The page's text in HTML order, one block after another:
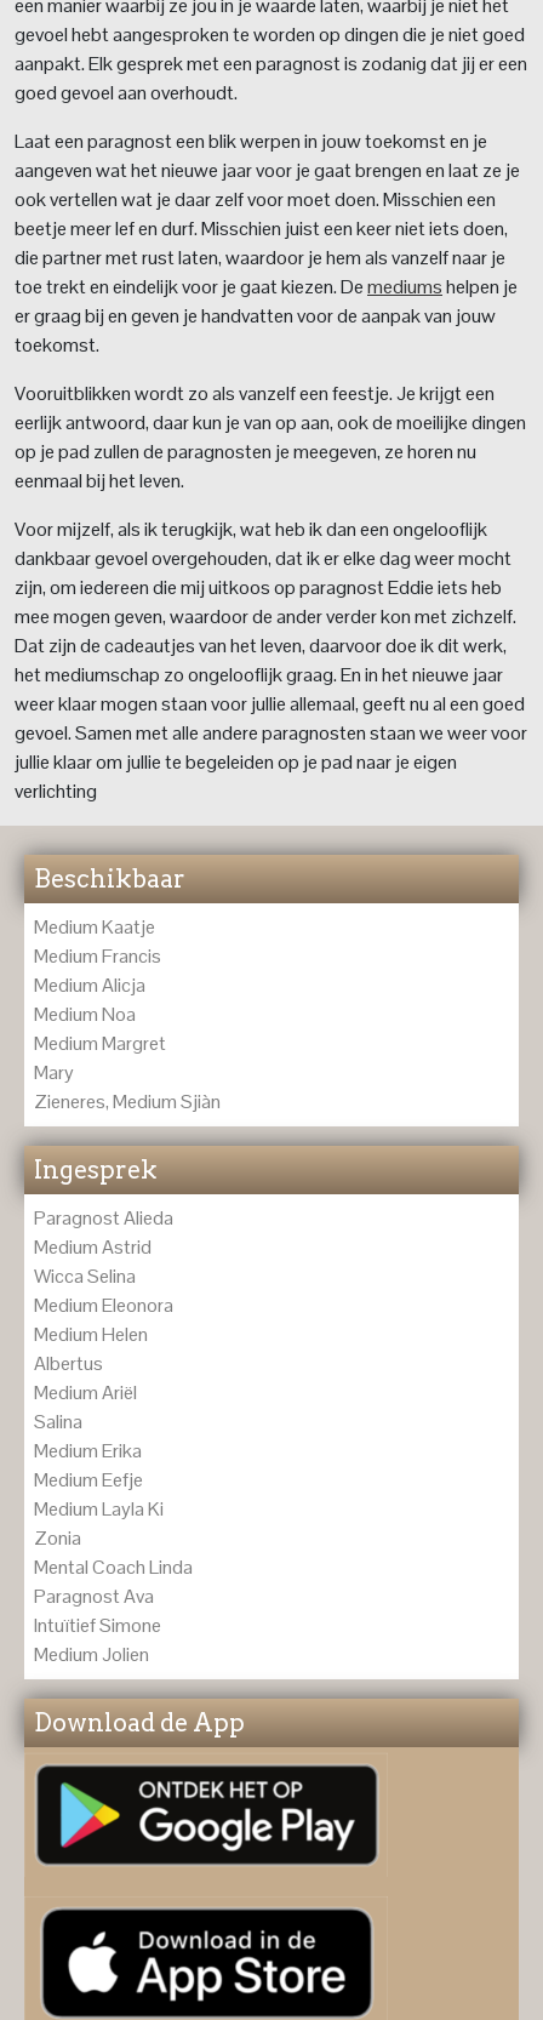
een manier waarbij ze jou in je waarde laten, waarbij je niet het
gevoel hebt aangesproken te worden op dingen die je niet goed
aanpakt. Elk gesprek met een paragnost is zodanig dat jij er een
goed gevoel aan overhoudt.
Laat een paragnost een blik werpen in jouw toekomst en je
aangeven wat het nieuwe jaar voor je gaat brengen en laat ze je
ook vertellen wat je daar zelf voor moet doen. Misschien een
beetje meer lef en durf. Misschien juist een keer niet iets doen,
die partner met rust laten, waardoor je hem als vanzelf naar je
toe trekt en eindelijk voor je gaat kiezen. Demediumshelpen je
er graag bij en geven je handvatten voor de aanpak van jouw
toekomst.
Vooruitblikken wordt zo als vanzelf een feestje. Je krijgt een
eerlijk antwoord, daar kun je van op aan, ook de moeilijke dingen
op je pad zullen de paragnosten je meegeven, ze horen nu
eenmaal bij het leven.
Voor mijzelf, als ik terugkijk, wat heb ik dan een ongelooflijk
dankbaar gevoel overgehouden, dat ik er elke dag weer mocht
zijn, om iedereen die mij uitkoos op paragnost Eddie iets heb
mee mogen geven, waardoor de ander verder kon met zichzelf.
Dat zijn de cadeautjes van het leven, daarvoor doe ik dit werk,
het mediumschap zo ongelooflijk graag. En in het nieuwe jaar
weer klaar mogen staan voor jullie allemaal, geeft nu al een goed
gevoel. Samen met alle andere paragnosten staan we weer voor
jullie klaar om jullie te begeleiden op je pad naar je eigen
verlichting
Beschikbaar
Medium Kaatje
Medium Francis
Medium Alicja
Medium Noa
Medium Margret
Mary
Zieneres, Medium Sjiàn
Ingesprek
Paragnost Alieda
Medium Astrid
Wicca Selina
Medium Eleonora
Medium Helen
Albertus
Medium Ariël
Salina
Medium Erika
Medium Eefje
Medium Layla Ki
Zonia
Mental Coach Linda
Paragnost Ava
Intuïtief Simone
Medium Jolien
Download de App